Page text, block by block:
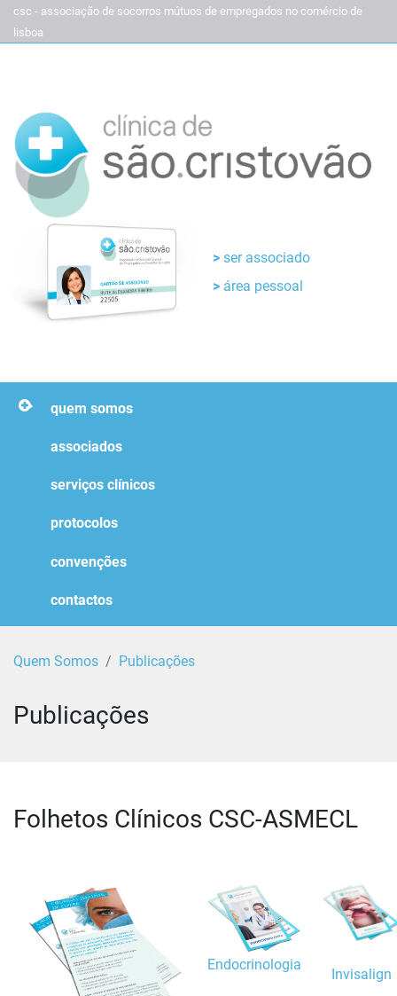
csc - associação de socorros mútuos de empregados no comércio de
lisboa
ser associado
área pessoal
homepage
quem somos
associados
serviços clínicos
protocolos
convenções
contactos
Quem Somos Publicações
Publicações
Folhetos Clínicos CSC-ASMECL
Endocrinologia
Invisalign